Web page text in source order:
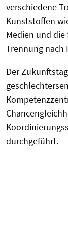
verschiedene
Kunststoffen
Medien und
Trennung nach
Der
durchgeführt.